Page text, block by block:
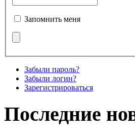
Запомнить меня
Забыли пароль?
Забыли логин?
Зарегистрироваться
Последние